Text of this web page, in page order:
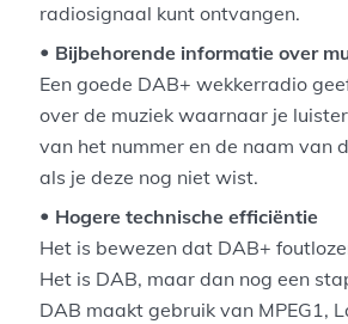
radiosignaal kunt ontvangen.
Bijbehorende informatie over
Een goede DAB+ wekkerradio
over de muziek waarnaar je
van het nummer en de naam van
als je deze nog niet wist.
Hogere technische efficiëntie
Het is bewezen dat DAB+
Het is DAB, maar dan nog een
DAB maakt gebruik van MPEG1,